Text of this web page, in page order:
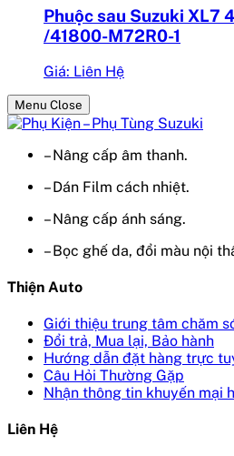
Phuộc sau Suzuki XL7
/41800-M72R0-1
Giá: Liên Hệ
Menu Close
– Nâng cấp âm thanh.
– Dán Film cách nhiệt.
– Nâng cấp ánh sáng.
– Bọc ghế da, đổi màu nội
Thiện Auto
Giới thiệu trung tâm chăm
Đổi trả, Mua lại, Bảo hành
Hướng dẫn đặt hàng trực
Câu Hỏi Thường Gặp
Nhận thông tin khuyến mại
Liên Hệ